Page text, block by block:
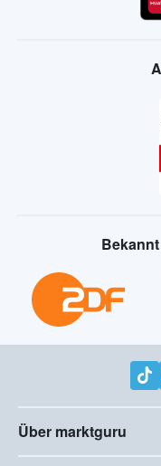
Über marktguru